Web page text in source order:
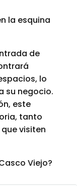
la esquina
de
lo
su negocio.
este
tanto
visiten
Viejo?